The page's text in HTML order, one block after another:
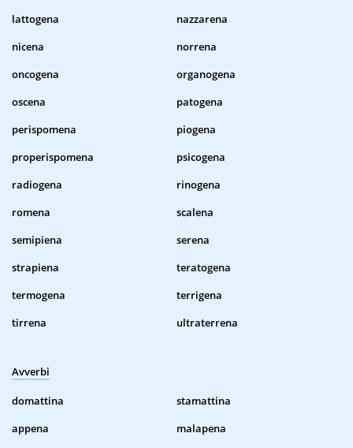
lattogena
nazzarena
nicena
norrena
oncogena
organogena
oscena
patogena
perispomena
piogena
properispomena
psicogena
radiogena
rinogena
romena
scalena
semipiena
serena
strapiena
teratogena
termogena
terrigena
tirrena
ultraterrena
Avverbi
domattina
stamattina
appena
malapena